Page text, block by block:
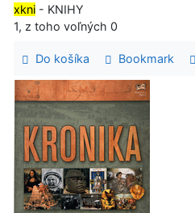
xkni - KNIHY
1, z toho voľných 0
Do košíka Bookmark